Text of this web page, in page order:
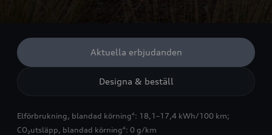
Aktuella erbjudanden
Designa & beställ
Elförbrukning, blandad körning4 : 18,1–17,4 kWh/100 km;
CO₂utsläpp, blandad körning4 : 0 g/km